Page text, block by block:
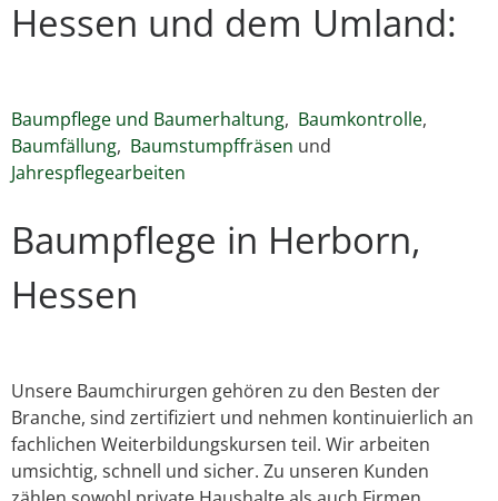
Hessen und dem Umland:
Baumpflege und Baumerhaltung, Baumkontrolle,
Baumfällung, Baumstumpffräsen und
Jahrespflegearbeiten
Baumpflege in Herborn,
Hessen
Unsere Baumchirurgen gehören zu den Besten der
Branche, sind zertifiziert und nehmen kontinuierlich an
fachlichen Weiterbildungskursen teil. Wir arbeiten
umsichtig, schnell und sicher. Zu unseren Kunden